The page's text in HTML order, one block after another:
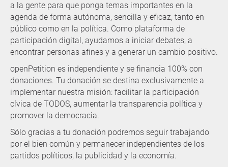
a la gente para que ponga temas importantes en la
agenda de forma autónoma, sencilla y eficaz, tanto en
público como en la política. Como plataforma de
participación digital, ayudamos a iniciar debates, a
encontrar personas afines y a generar un cambio positivo.
openPetition es independiente y se financia 100% con
donaciones. Tu donación se destina exclusivamente a
implementar nuestra misión: facilitar la participación
cívica de TODOS, aumentar la transparencia política y
promover la democracia.
Sólo gracias a tu donación podremos seguir trabajando
por el bien común y permanecer independientes de los
partidos políticos, la publicidad y la economía.